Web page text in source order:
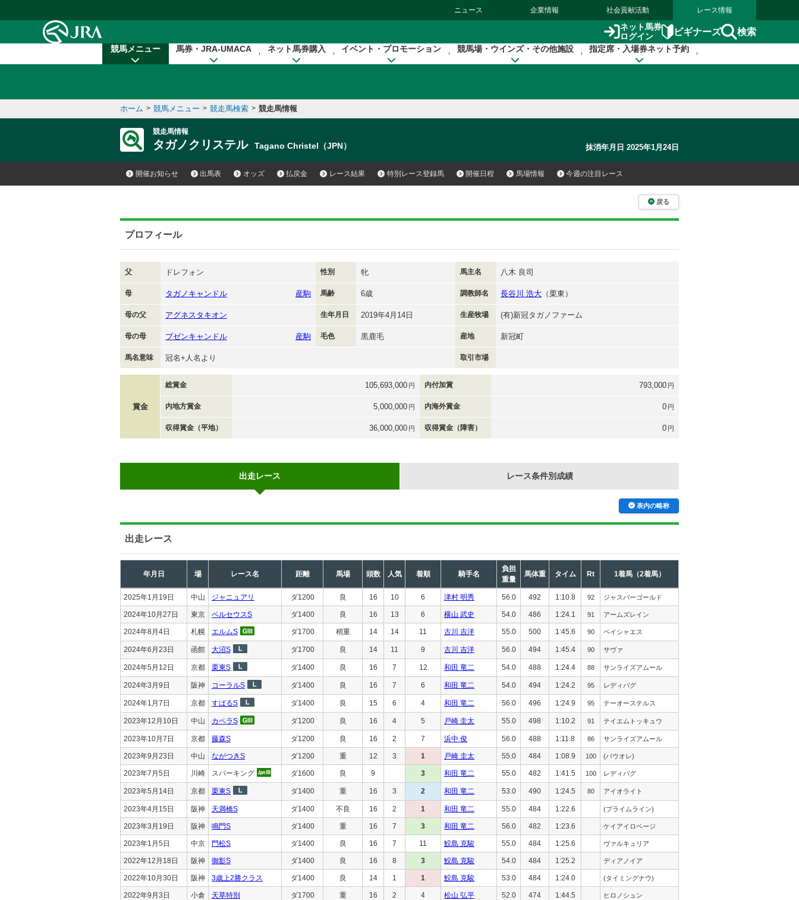
ニュース 企業情報 社会貢献活動 レース情報
ネット馬券
ログイン
ビギナーズ 検索
競馬メニュー 馬券・JRA-UMACA ネット馬券購入 イベント・プロモーション 競馬場・ウインズ・その他施設 指定席・入場券ネット予約
ホーム > 競馬メニュー > 競走馬検索 > 競走馬情報
競走馬情報
タガノクリステル Tagano Christel（JPN） 抹消年月日 2025年1月24日
開催お知らせ 出馬表 オッズ 払戻金 レース結果 特別レース登録馬 開催日程 馬場情報 今週の注目レース
戻る
プロフィール
父 ドレフォン 性別 牝 馬主名 八木 良司
母 タガノキャンドル 産駒 馬齢 6歳 調教師名 長谷川 浩大 （栗東）
母の父 アグネスタキオン 生年月日 2019年4月14日 生産牧場 (有)新冠タガノファーム
母の母 ブゼンキャンドル 産駒 毛色 黒鹿毛 産地 新冠町
馬名意味 冠名+人名より 取引市場
賞金
総賞金 105,693,000 円 内付加賞 793,000 円
内地方賞金 5,000,000 円 内海外賞金 0 円
収得賞金（平地） 36,000,000 円 収得賞金（障害） 0 円
出走レース レース条件別成績
表内の略称
出走レース
年月日 場 レース名 距離 馬場 頭数 人気 着順 騎手名
負担
重量
馬体重 タイム Rt 1着馬（2着馬）
2025年1月19日 中山 ジャニュアリ ダ1200 良 16 10 6 津村 明秀 56.0 492 1:10.8 92 ジャスパーゴールド
2024年10月27日 東京 ペルセウスS ダ1400 良 16 13 6 横山 武史 54.0 486 1:24.1 91 アームズレイン
2024年8月4日 札幌 エルムS ダ1700 稍重 14 14 11 古川 吉洋 55.0 500 1:45.6 90 ペイシャエス
2024年6月23日 函館 大沼S ダ1700 良 14 11 9 古川 吉洋 56.0 494 1:45.4 90 サヴァ
2024年5月12日 京都 栗東S ダ1400 良 16 7 12 和田 竜二 54.0 488 1:24.4 88 サンライズアムール
2024年3月9日 阪神 コーラルS ダ1400 良 16 7 6 和田 竜二 54.0 494 1:24.2 95 レディバグ
2024年1月7日 京都 すばるS ダ1400 良 15 6 4 和田 竜二 56.0 496 1:24.9 95 テーオーステルス
2023年12月10日 中山 カペラS ダ1200 良 16 4 5 戸崎 圭太 55.0 498 1:10.2 91 テイエムトッキュウ
2023年10月7日 京都 藤森S ダ1200 良 16 2 7 浜中 俊 56.0 488 1:11.8 86 サンライズアムール
2023年9月23日 中山 ながつきS ダ1200 重 12 3 1 戸崎 圭太 55.0 484 1:08.9 100 (パウオレ)
2023年7月5日 川崎 スパーキング ダ1600 良 9 3 和田 竜二 55.0 482 1:41.5 100 レディバグ
2023年5月14日 京都 栗東S ダ1400 重 16 3 2 和田 竜二 53.0 490 1:24.5 80 アイオライト
2023年4月15日 阪神 天満橋S ダ1400 不良 16 2 1 和田 竜二 55.0 484 1:22.6 (プライムライン)
2023年3月19日 阪神 鳴門S ダ1400 重 16 7 3 和田 竜二 56.0 482 1:23.6 ケイアイロベージ
2023年1月5日 中京 門松S ダ1400 良 16 7 11 鮫島 克駿 55.0 484 1:25.6 ヴァルキュリア
2022年12月18日 阪神 御影S ダ1400 良 16 8 3 鮫島 克駿 54.0 484 1:25.2 ディアノイア
2022年10月30日 阪神 3歳上2勝クラス ダ1400 良 14 1 1 鮫島 克駿 53.0 484 1:24.0 (タイミングナウ)
2022年9月3日 小倉 天草特別 ダ1700 重 16 2 4 松山 弘平 52.0 474 1:44.5 ヒロノシュン